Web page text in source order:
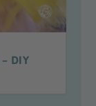
– DIY